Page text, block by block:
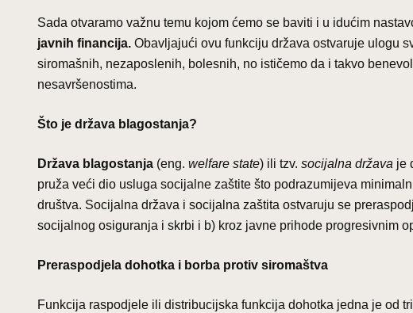
Sada otvaramo važnu temu kojom ćemo se baviti i u idućim
javnih financija. Obavljajući ovu funkciju država ostvaruje ulogu
siromašnih, nezaposlenih, bolesnih, no ističemo da i takvo
nesavršenostima.
Što je država blagostanja?
Država blagostanja (eng. welfare state) ili tzv. socijalna država je
pruža veći dio usluga socijalne zaštite što podrazumijeva
društva. Socijalna država i socijalna zaštita ostvaruju se
socijalnog osiguranja i skrbi i b) kroz javne prihode progresivnim
Preraspodjela dohotka i borba protiv siromaštva
Funkcija raspodjele ili distribucijska funkcija dohotka jedna je od